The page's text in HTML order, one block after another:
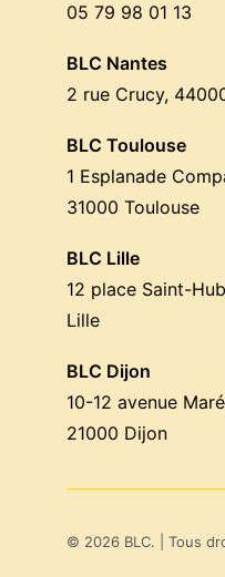
05 79 98 01 13
BLC Nantes
2 rue Crucy,
BLC Toulouse
1 Esplanade
31000 Toulouse
BLC Lille
12 place Saint-
Lille
BLC Dijon
10-12 avenue
21000 Dijon
© 2026 BLC. | Tous